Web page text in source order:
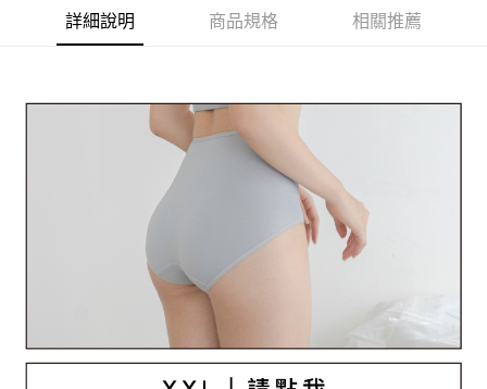
法說明評估內容。
【繳款方式說明】
帳／街口支付／iPASS MONEY」等通路繳費。
1.本服務係由「台灣大哥大股份有限公司」（以下簡稱本公司）所提供，讓
用戶於交易時，得透過本服務購買商品或服務，並由商店將買賣／分期付款
買賣價金債權讓與本公司後，依約使用本公司帳單繳交帳款。
2.基於同意付款使用「大哥付你分期」之契約關係目的，商店將以您的個人
資料（包含姓名、電話或地址）提供予台灣大哥大進項蒐集、處理及利用，
由本公司與您本人進行分期帳單所需資料之確認、核對及更正。
3.完整用戶服務條款，請詳閱以下連結：
付款後全家取貨
【不提供萊爾富取貨付款】
每筆NT$80，滿NT$790(含以上)免運費
每筆NT$80，滿NT$790(含以上)免運費
本島宅配（ 偏遠地區約需3-5工作天）
詳細說明 商品規格 相關推薦